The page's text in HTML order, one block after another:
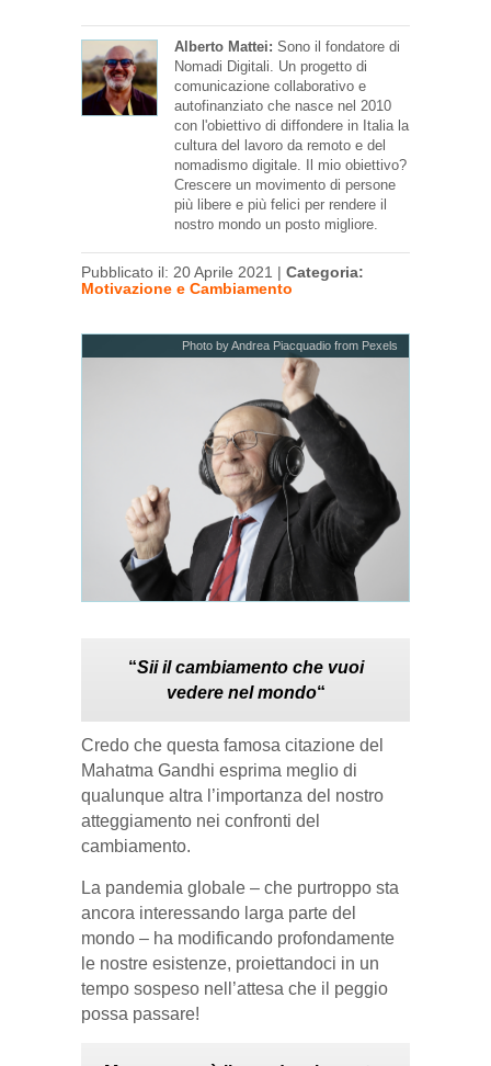
Alberto Mattei: Sono il fondatore di
Nomadi Digitali. Un progetto di
comunicazione collaborativo e
autofinanziato che nasce nel 2010
con l'obiettivo di diffondere in Italia la
cultura del lavoro da remoto e del
nomadismo digitale. Il mio obiettivo?
Crescere un movimento di persone
più libere e più felici per rendere il
nostro mondo un posto migliore.
Pubblicato il: 20 Aprile 2021 | Categoria:
Motivazione e Cambiamento
Photo by Andrea Piacquadio from Pexels
“Sii il cambiamento che vuoi
vedere nel mondo“
Credo che questa famosa citazione del
Mahatma Gandhi esprima meglio di
qualunque altra l’importanza del nostro
atteggiamento nei confronti del
cambiamento.
La pandemia globale – che purtroppo sta
ancora interessando larga parte del
mondo – ha modificando profondamente
le nostre esistenze, proiettandoci in un
tempo sospeso nell’attesa che il peggio
possa passare!